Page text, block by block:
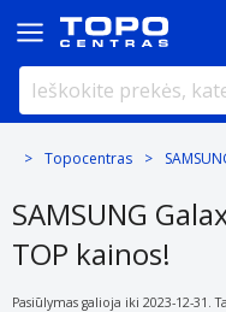
Topocentras
SAMSUNG
TOP kainos!
Pasiūlymas galioja iki 2023-12-31.